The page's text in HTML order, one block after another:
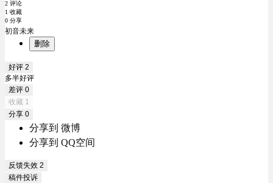
2 评论
1 收藏
0 分享
初音未来
删除
好评 2
多半好评
差评 0
收藏 1
分享 0
分享到 微博
分享到 QQ空间
反馈失效 2
稿件投诉